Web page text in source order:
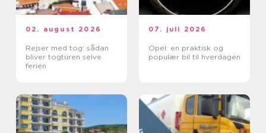
02. august 2026
Rejser med tog: sådan
bliver togturen selve
ferien
07. juli 2026
Opel: en praktisk og
populær bil til hverdagen